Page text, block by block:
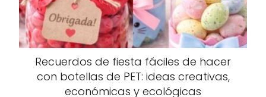
Recuerdos de fiesta fáciles de hacer
con botellas de PET: ideas creativas,
económicas y ecológicas